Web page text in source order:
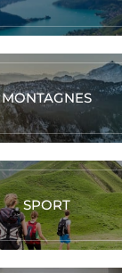
MONTAGNES
SPORT